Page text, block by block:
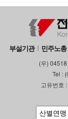
부설기관 민주노
(우)
Tel :
고유번호